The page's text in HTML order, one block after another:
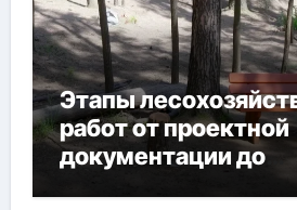
Этапы
работ от проектной
документации до